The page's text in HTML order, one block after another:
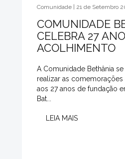
Comunidade | 21 de Setembro
COMUNIDADE
CELEBRA 27
ACOLHIMENTO
A Comunidade Bethânia
realizar as comemorações
aos 27 anos de fundação
Bat...
LEIA MAIS